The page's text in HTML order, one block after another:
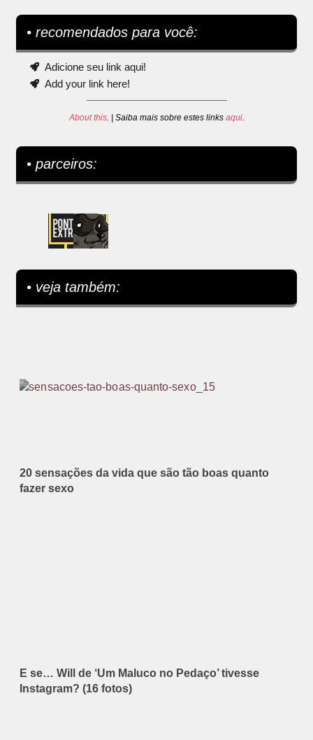
• recomendados para você:
Adicione seu link aqui!
Add your link here!
About this. | Saiba mais sobre estes links aqui.
• parceiros:
• veja também:
20 sensações da vida que são tão boas quanto
fazer sexo
E se… Will de ‘Um Maluco no Pedaço’ tivesse
Instagram? (16 fotos)